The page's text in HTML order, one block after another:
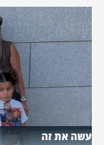
עשה את זה